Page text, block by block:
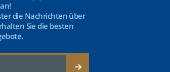
an!
die Nachrichten über
Sie die besten